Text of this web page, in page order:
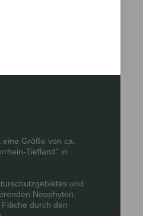
Größe von ca.
Tiefland" in
und
Neophyten.
durch den